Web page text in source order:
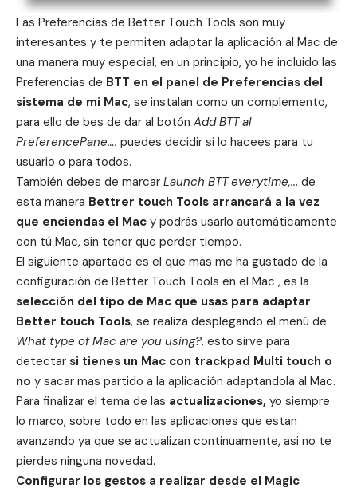
Las Preferencias de Better Touch Tools son muy
interesantes y te permiten adaptar la aplicación al Mac de
una manera muy especial, en un principio, yo he incluido las
Preferencias de BTT en el panel de Preferencias del
sistema de mi Mac, se instalan como un complemento,
para ello de bes de dar al botón Add BTT al
PreferencePane…. puedes decidir si lo hacees para tu
usuario o para todos.
También debes de marcar Launch BTT everytime,... de
esta manera Bettrer touch Tools arrancará a la vez
que enciendas el Mac y podrás usarlo automáticamente
con tú Mac, sin tener que perder tiempo.
El siguiente apartado es el que mas me ha gustado de la
configuración de Better Touch Tools en el Mac , es la
selección del tipo de Mac que usas para adaptar
Better touch Tools, se realiza desplegando el menú de
What type of Mac are you using?. esto sirve para
detectar si tienes un Mac con trackpad Multi touch o
no y sacar mas partido a la aplicación adaptandola al Mac.
Para finalizar el tema de las actualizaciones, yo siempre
lo marco, sobre todo en las aplicaciones que estan
avanzando ya que se actualizan continuamente, asi no te
pierdes ninguna novedad.
Configurar los gestos a realizar desde el Magic